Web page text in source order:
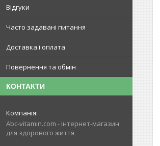
Відгуки
Часто задавані питання
Доставка і оплата
Повернення та обмін
КОНТАКТИ
Abc-vitamin.com - інтернет-магазин
для здорового життя